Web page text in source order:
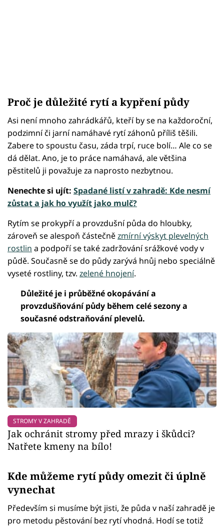
Proč je důležité rytí a kypření půdy
Asi není mnoho zahrádkářů, kteří by se na každoroční,
podzimní či jarní namáhavé rytí záhonů příliš těšili.
Zabere to spoustu času, záda trpí, ruce bolí… Ale co se
dá dělat. Ano, je to práce namáhavá, ale většina
pěstitelů ji považuje za naprosto nezbytnou.
Nenechte si ujít: Spadané listí v zahradě: Kde nesmí
zůstat a jak ho využít jako mulč?
Rytím se prokypří a provzdušní půda do hloubky,
zároveň se alespoň částečnězmírní výskyt plevelných
rostlin a podpoří se také zadržování srážkové vody v
půdě. Současně se do půdy zarývá hnůj nebo speciálně
vyseté rostliny, tzv. zelené hnojení.
Důležité je i průběžné okopávání a
provzdušňování půdy během celé sezony a
současné odstraňování plevelů.
STROMY V ZAHRADĚ
Jak ochránit stromy před mrazy i škůdci?
Natřete kmeny na bílo!
Kde můžeme rytí půdy omezit či úplně
vynechat
Především si musíme být jisti, že půda v naší zahradě je
pro metodu pěstování bez rytí vhodná. Hodí se totiž